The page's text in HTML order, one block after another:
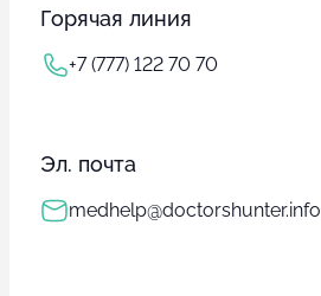
Горячая линия
+7 (777) 122 70 70
Эл. почта
medhelp@doctorshunter.info